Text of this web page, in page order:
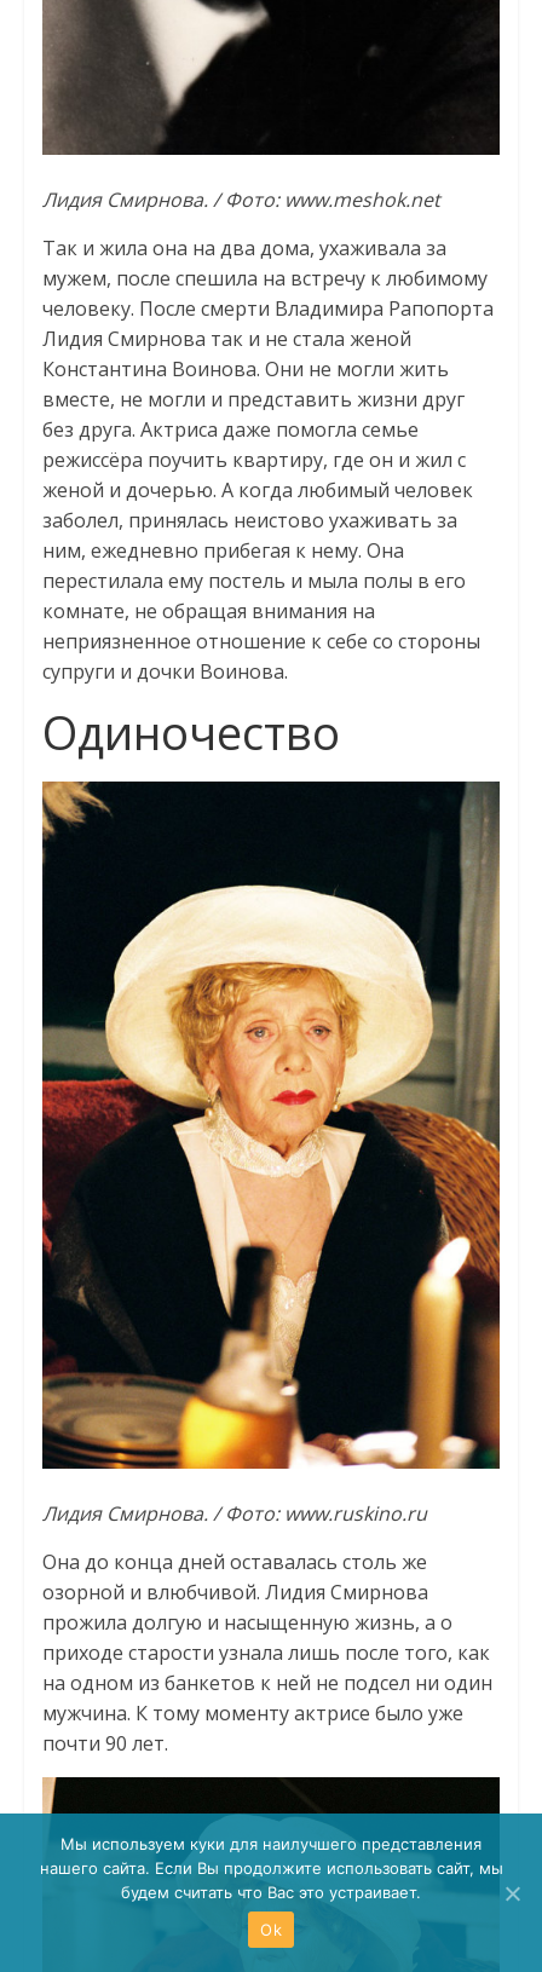
Лидия Смирнова. / Фото: www.meshok.net
Так и жила она на два дома, ухаживала за
мужем, после спешила на встречу к любимому
человеку. После смерти Владимира Рапопорта
Лидия Смирнова так и не стала женой
Константина Воинова. Они не могли жить
вместе, не могли и представить жизни друг
без друга. Актриса даже помогла семье
режиссёра поучить квартиру, где он и жил с
женой и дочерью. А когда любимый человек
заболел, принялась неистово ухаживать за
ним, ежедневно прибегая к нему. Она
перестилала ему постель и мыла полы в его
комнате, не обращая внимания на
неприязненное отношение к себе со стороны
супруги и дочки Воинова.
Одиночество
Лидия Смирнова. / Фото: www.ruskino.ru
Она до конца дней оставалась столь же
озорной и влюбчивой. Лидия Смирнова
прожила долгую и насыщенную жизнь, а о
приходе старости узнала лишь после того, как
на одном из банкетов к ней не подсел ни один
мужчина. К тому моменту актрисе было уже
почти 90 лет.
Мы используем куки для наилучшего представления
нашего сайта. Если Вы продолжите использовать сайт, мы
будем считать что Вас это устраивает.
Ok